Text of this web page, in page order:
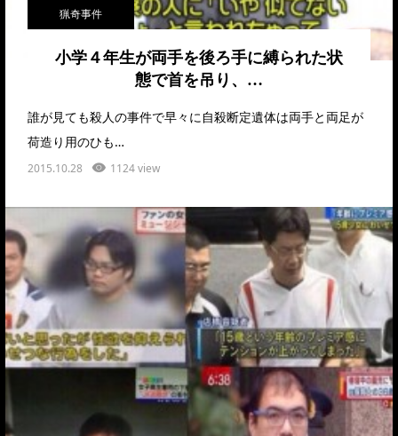
猟奇事件
小学４年生が両手を後ろ手に縛られた状
態で首を吊り、…
誰が見ても殺人の事件で早々に自殺断定遺体は両手と両足が
荷造り用のひも…
2015.10.28 1124 view